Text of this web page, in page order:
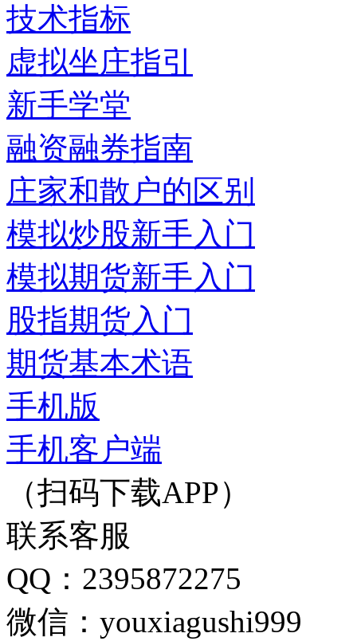
技术指标
虚拟坐庄指引
新手学堂
融资融券指南
庄家和散户的区别
模拟炒股新手入门
模拟期货新手入门
股指期货入门
期货基本术语
手机版
手机客户端
（扫码下载APP）
联系客服
QQ：2395872275
微信：youxiagushi999